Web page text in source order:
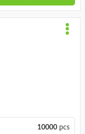
10000pcs